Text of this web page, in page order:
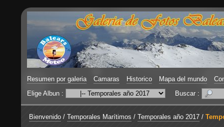
Resumen por galeria Camaras Historico Mapa del mundo
Elige Albun :
Buscar :
Bienvenido / Temporales Marítimos / Temporales año 2017 /